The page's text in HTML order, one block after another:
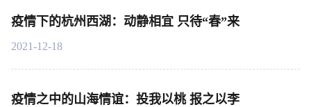
疫情下的杭州西湖：动静相宜 只待“春”来
2021-12-18
疫情之中的山海情谊：投我以桃 报之以李